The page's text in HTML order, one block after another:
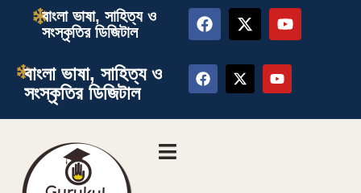
বাংলা ভাষা, সাহিত্য ও
সংস্কৃতির ডিজিটাল
বাংলা ভাষা, সাহিত্য ও
সংস্কৃতির ডিজিটাল